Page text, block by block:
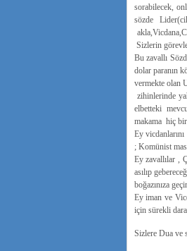
sorabilecek,
sözde
Sizlerin
Bu zavallı
dolar paranın
vermekte olan
zihinlerinde
elbetteki
makama hiç bir
Ey
; Komünist
Ey zavallılar ,
asılıp
boğazınıza
Ey iman ve
için sürekli
Sizlere Dua ve